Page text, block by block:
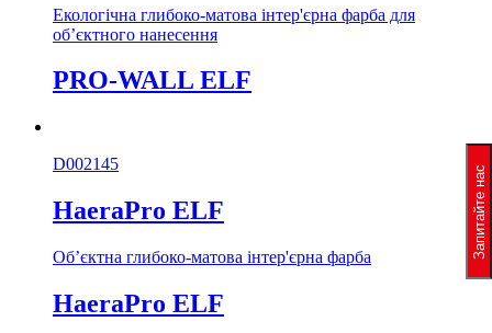
Екологічна глибоко-матова інтер'єрна фарба для
об’єктного нанесення
PRO-WALL ELF
D002145
HaeraPro ELF
Об’єктна глибоко-матова інтер'єрна фарба
HaeraPro ELF
Запитайте нас